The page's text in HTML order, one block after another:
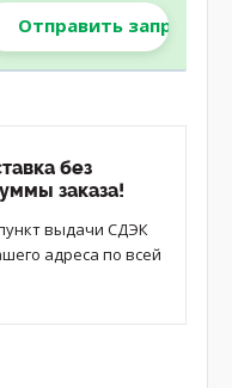
Отправить запрос
без
заказа!
выдачи СДЭК
адреса по всей